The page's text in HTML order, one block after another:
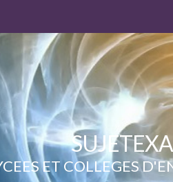
SUJETEXA
ET COLLEGES